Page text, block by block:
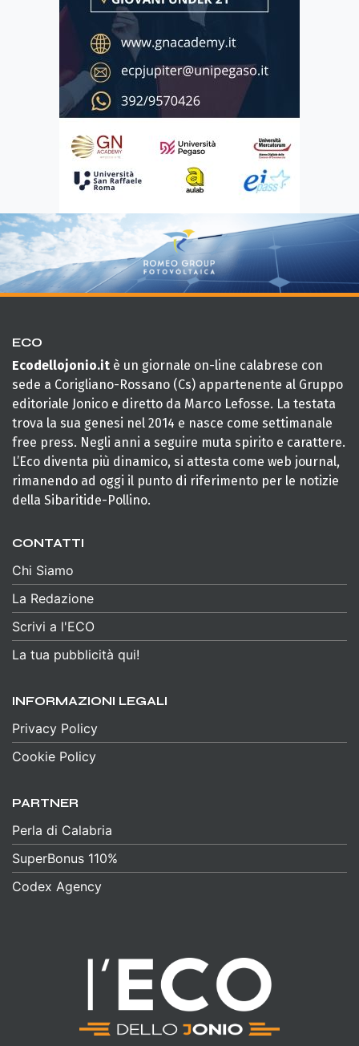
ECO
Ecodellojonio.it è un giornale on-line calabrese con
sede a Corigliano-Rossano (Cs) appartenente al Gruppo
editoriale Jonico e diretto da Marco Lefosse. La testata
trova la sua genesi nel 2014 e nasce come settimanale
free press. Negli anni a seguire muta spirito e carattere.
L’Eco diventa più dinamico, si attesta come web journal,
rimanendo ad oggi il punto di riferimento per le notizie
della Sibaritide-Pollino.
CONTATTI
Chi Siamo
La Redazione
Scrivi a l'ECO
La tua pubblicità qui!
INFORMAZIONI LEGALI
Privacy Policy
Cookie Policy
PARTNER
Perla di Calabria
SuperBonus 110%
Codex Agency